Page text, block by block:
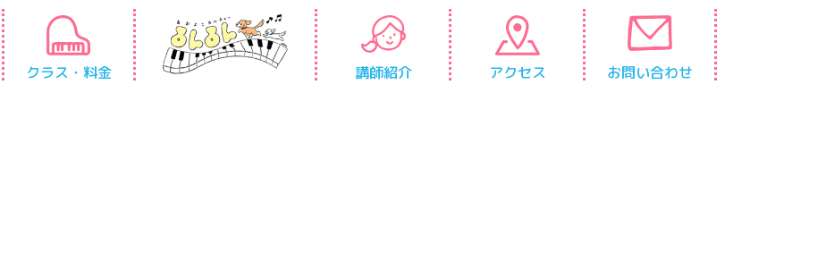
クラス・料金 講師紹介 アクセス お問い合わせ